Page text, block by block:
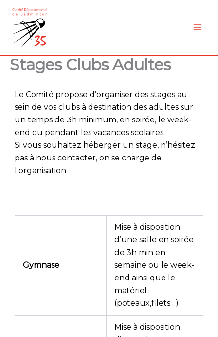
contenu
Stages Clubs Adultes
Le Comité propose d’organiser des stages au
sein de vos clubs à destination des adultes sur
un temps de 3h minimum, en soirée, le week-
end ou pendant les vacances scolaires.
Si vous souhaitez héberger un stage, n’hésitez
pas à nous contacter, on se charge de
l’organisation.
Gymnase
Mise à disposition
d’une salle en soirée
de 3h min en
semaine ou le week-
end ainsi que le
matériel
(poteaux,filets…)
Mise à disposition